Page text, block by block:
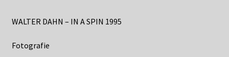
Widerrufsbelehrung
WALTER DAHN – IN A SPIN 1995
Fotografie